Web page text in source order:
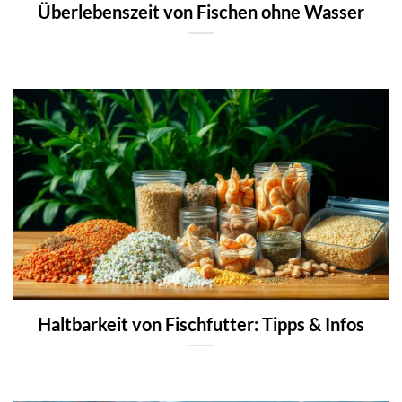
Überlebenszeit von Fischen ohne Wasser
Haltbarkeit von Fischfutter: Tipps & Infos